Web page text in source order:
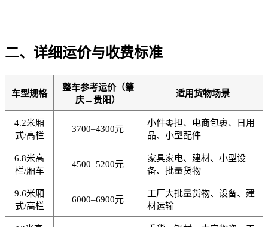
二、详细运价与收费标准
车型规格
整车参考运价（肇
庆→贵阳）
适用货物场景
4.2米厢
式/高栏
3700–4300元
小件零担、电商包裹、日用
品、小型配件
6.8米高
栏/厢车
4500–5200元
家具家电、建材、小型设
备、批量货物
9.6米厢
式/高栏
6000–6900元
工厂大批量货物、设备、建
材运输